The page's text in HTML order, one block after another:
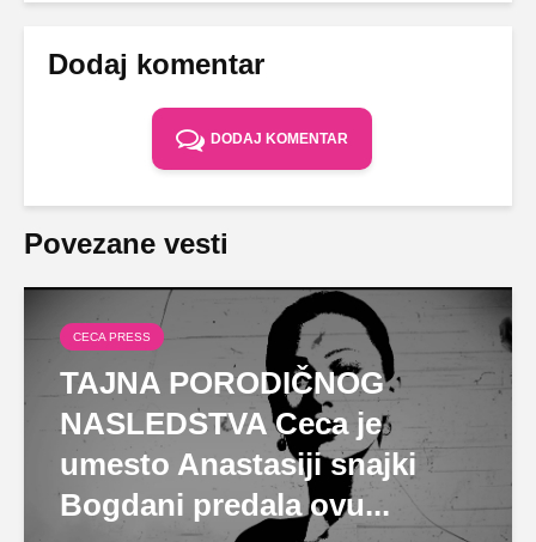
Dodaj komentar
DODAJ KOMENTAR
Povezane vesti
CECA PRESS
TAJNA PORODIČNOG
NASLEDSTVA Ceca je
umesto Anastasiji snajki
Bogdani predala ovu...